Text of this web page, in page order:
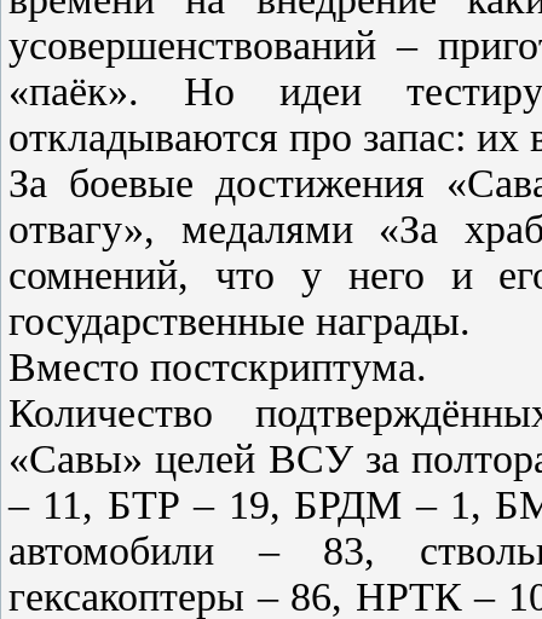
усовершенствований –
«паёк». Но идеи
откладываются про запас: их
За боевые достижения
отвагу», медалями «За
сомнений, что у него и
государственные награды.
Вместо постскриптума.
Количество
«Савы» целей ВСУ за
– 11, БТР – 19, БРДМ – 1,
автомобили – 83,
гексакоптеры – 86, НРТК –